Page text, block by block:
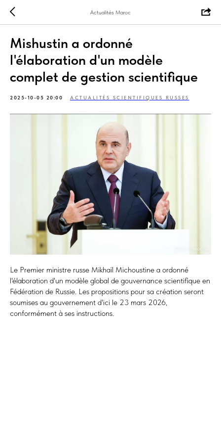
Actualités Maroc
Mishustin a ordonné
l'élaboration d'un modèle
complet de gestion scientifique
2025-10-05 20:00 ACTUALITÉS SCIENTIFIQUES RUSSES
Le Premier ministre russe Mikhaïl Michoustine a ordonné
l'élaboration d'un modèle global de gouvernance scientifique en
Fédération de Russie. Les propositions pour sa création seront
soumises au gouvernement d'ici le 23 mars 2026,
conformément à ses instructions.